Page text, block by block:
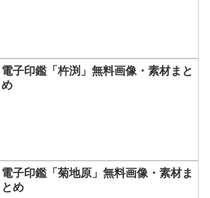
電子印鑑「杵渕」無料画像・素材まと
め
電子印鑑「菊地原」無料画像・素材ま
とめ